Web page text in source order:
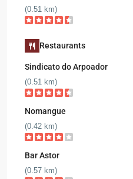
(0.51 km)
Restaurants
Sindicato do Arpoador
(0.51 km)
Nomangue
(0.42 km)
Bar Astor
(0.57 km)